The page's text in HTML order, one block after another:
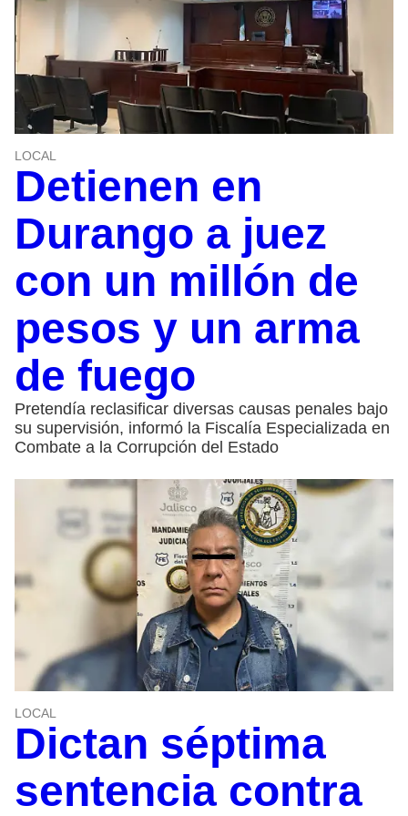
LOCAL
Detienen en
Durango a juez
con un millón de
pesos y un arma
de fuego
Pretendía reclasificar diversas causas penales bajo
su supervisión, informó la Fiscalía Especializada en
Combate a la Corrupción del Estado
LOCAL
Dictan séptima
sentencia contra